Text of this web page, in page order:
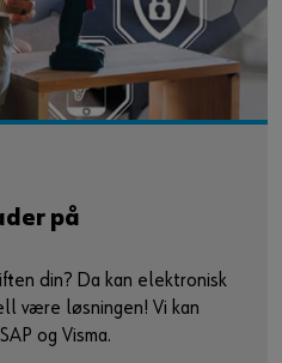
på
din? Da kan elektronisk
være løsningen! Vi kan
og Visma.